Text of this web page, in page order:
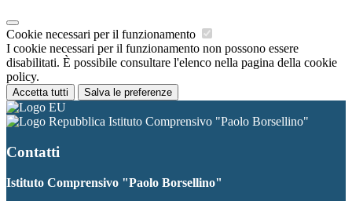
Cookie necessari per il funzionamento
I cookie necessari per il funzionamento non possono essere
disabilitati. È possibile consultare l'elenco nella pagina della cookie
policy.
Accetta tutti Salva le preferenze
Istituto Comprensivo "Paolo Borsellino"
Contatti
Istituto Comprensivo "Paolo Borsellino"